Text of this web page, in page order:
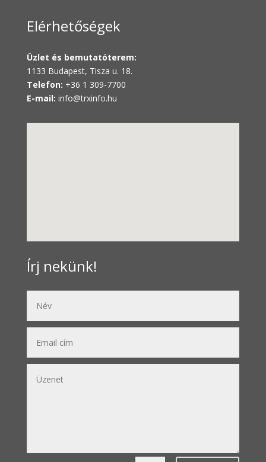
Elérhetőségek
Üzlet és bemutatóterem:
1133 Budapest, Tisza u. 18.
Telefon: +36 1 309-7700
E-mail: info@trxinfo.hu
Írj nekünk!